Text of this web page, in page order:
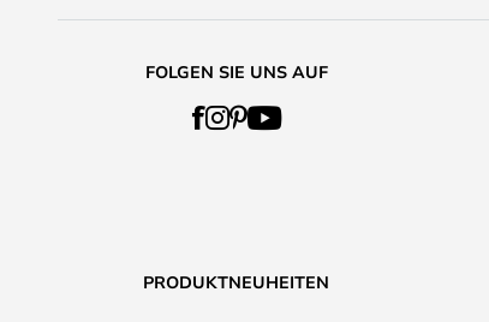
FOLGEN SIE UNS AUF
PRODUKTNEUHEITEN